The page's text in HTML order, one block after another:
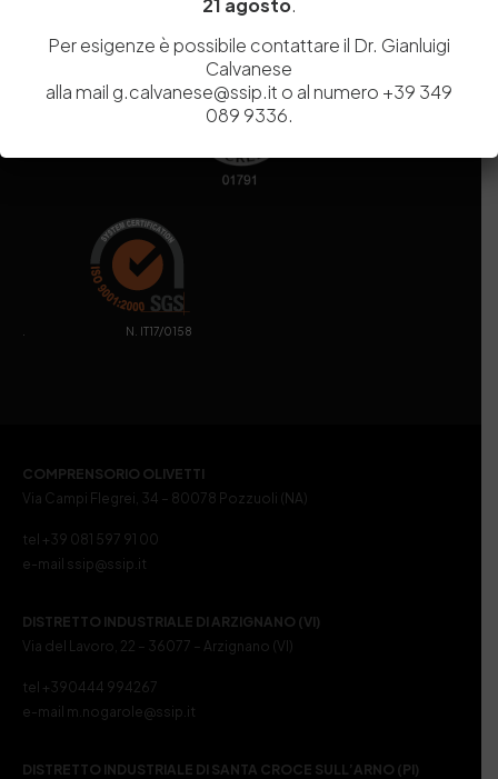
. N. IT17/0158
COMPRENSORIO OLIVETTI
Via Campi Flegrei, 34 – 80078 Pozzuoli (NA)
tel +39 081 597 91 00
e-mail ssip@ssip.it
DISTRETTO INDUSTRIALE DI ARZIGNANO (VI)
Via del Lavoro, 22 – 36077 – Arzignano (VI)
tel +390444 994267
e-mail m.nogarole@ssip.it
DISTRETTO INDUSTRIALE DI SANTA CROCE SULL’ARNO (PI)
Per esigenze è possibile contattare il Dr. Gianluigi
Calvanese
alla mail g.calvanese@ssip.it o al numero +39 349
089 9336.